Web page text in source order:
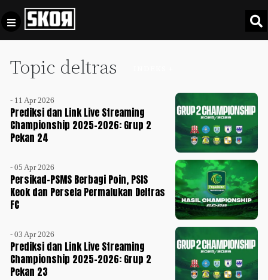
Topic deltras
- 11 Apr 2026
Prediksi dan Link Live Streaming
Championship 2025-2026: Grup 2
Pekan 24
- 05 Apr 2026
Persikad-PSMS Berbagi Poin, PSIS
Keok dan Persela Permalukan Deltras
FC
- 03 Apr 2026
Prediksi dan Link Live Streaming
Championship 2025-2026: Grup 2
Pekan 23
Football +
Culture +
Timnas
SPECIAL
Video
Privacy
Pedoman
Pemberitaan
Media
Disclaimer
Tentang